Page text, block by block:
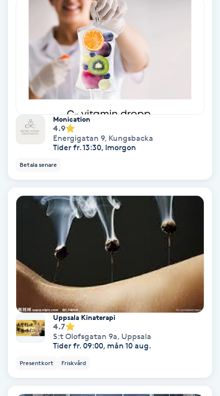
Picolaser
Pigmentbehandling
Pigmentfläckar
Plastikkirurgi
Powder brows
Power Yoga
PRP (Platelet Rich Plasma)
Radiofrekvens
Monication
4.9
Energigatan 9, Kungsbacka
Tider fr. 13:30, Imorgon
Betala senare
Uppsala Kinaterapi
4.7
S:t Olofsgatan 9a, Uppsala
Tider fr. 09:00, mån 10 aug.
Presentkort Friskvård